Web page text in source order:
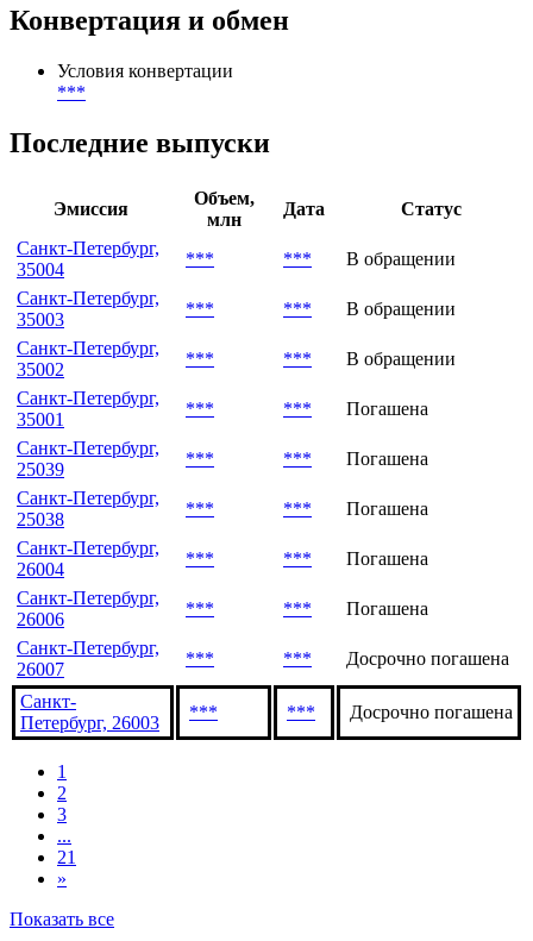
Конвертация и обмен
Условия конвертации
***
Последние выпуски
Эмиссия
Объем,
млн
Дата
Статус
Санкт-Петербург,
35004
*** ***
В обращении
Санкт-Петербург,
35003
*** ***
В обращении
Санкт-Петербург,
35002
*** ***
В обращении
Санкт-Петербург,
35001
*** ***
Погашена
Санкт-Петербург,
25039
*** ***
Погашена
Санкт-Петербург,
25038
*** ***
Погашена
Санкт-Петербург,
26004
*** ***
Погашена
Санкт-Петербург,
26006
*** ***
Погашена
Санкт-Петербург,
26007
*** *** Досрочно погашена
Санкт-
Петербург, 26003
*** *** Досрочно погашена
1
2
3
...
21
»
Показать все